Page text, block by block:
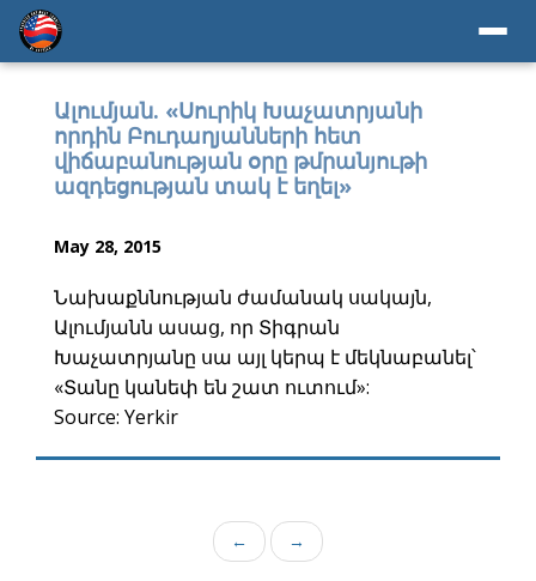
Ալումյան. «Սուրիկ Խաչատրյանի
որդին Բուդաղյանների հետ
վիճաբանության օրը թմրանյութի
ազդեցության տակ է եղել»
May 28, 2015
Նախաքննության ժամանակ սակայն,
Ալումյանն ասաց, որ Տիգրան
Խաչատրյանը սա այլ կերպ է մեկնաբանել՝
«Տանը կանեփ են շատ ուտում»:
Source: Yerkir
← →